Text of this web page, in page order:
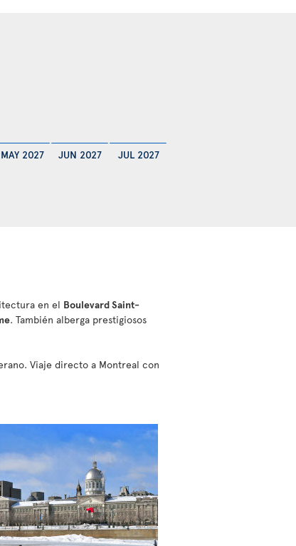
MAY 2027 JUN 2027 JUL 2027
en el Boulevard Saint-
. También alberga prestigiosos
Viaje directo a Montreal con